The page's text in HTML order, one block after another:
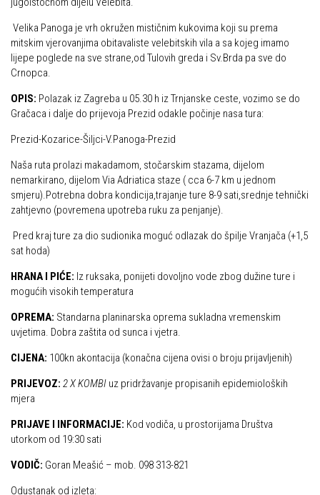
Obiteljska
Plan izleta Obiteljske sekcije za 2026. godinu
Izleti
Izvješća s izleta Obiteljske sekcije
Pruži mi ruku – OSI
OSI Novosti
Izleti
Izvješća s izleta OSI
Visokogorci
Novosti SVP
Izvješća s izleta SVP
Speleolozi
Alpinisti
Skijaši
Speleološka škola HPD Željezničar
Obilaznice
Špiljama Lijepe Naše
Hrvatske planinarske kuće
50 vrhova za 50 godina društva
Od vrha do vrha
4 godišnja doba na Oštrcu
Beži Jankec
Pohodi
Noćni pohod na Oštrc
Dan Željezničara na Oštrcu
Putopisi
Put ekspedicionizma
Slavko Patačko
Damir Bajs
Velika Panoga je vrh okružen mističnim kukovima koji su prema
mitskim vjerovanjima obitavaliste velebitskih vila a sa kojeg imamo
lijepe poglede na sve strane,od Tulovih greda i Sv.Brda pa sve do
Crnopca.
OPIS: Polazak iz Zagreba u 05.30 h iz Trnjanske ceste, vozimo se do
Gračaca i dalje do prijevoja Prezid odakle počinje nasa tura:
Prezid-Kozarice-Šiljci-V.Panoga-Prezid
Naša ruta prolazi makadamom, stočarskim stazama, dijelom
nemarkirano, dijelom Via Adriatica staze ( cca 6-7 km u jednom
smjeru).Potrebna dobra kondicija,trajanje ture 8-9 sati,srednje tehnički
zahtjevno (povremena upotreba ruku za penjanje).
Pred kraj ture za dio sudionika moguć odlazak do špilje Vranjača (+1,5
sat hoda)
HRANA I PIĆE: Iz ruksaka, ponijeti dovoljno vode zbog dužine ture i
mogućih visokih temperatura
OPREMA: Standarna planinarska oprema sukladna vremenskim
uvjetima. Dobra zaštita od sunca i vjetra.
CIJENA: 100kn akontacija (konačna cijena ovisi o broju prijavljenih)
PRIJEVOZ: 2 X KOMBI uz pridržavanje propisanih epidemioloških
mjera
PRIJAVE I INFORMACIJE: Kod vodiča, u prostorijama Društva
utorkom od 19:30 sati
VODIČ: Goran Meašić – mob. 098 313-821
Odustanak od izleta: